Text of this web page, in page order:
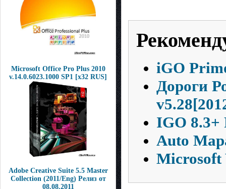
Microsoft Office Pro Plus 2010
v.14.0.6023.1000 SP1 [x32 RUS]
Adobe Creative Suite 5.5 Master
Collection (2011/Eng) Релиз от
08.08.2011
iGO
Дороги
IGO 8.3+
Auto
Microsoft